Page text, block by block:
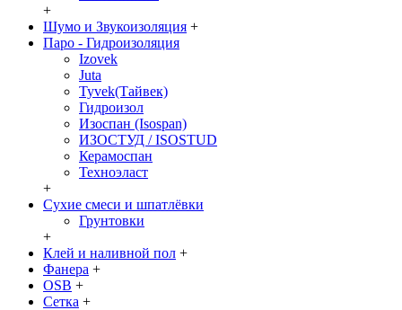
+
Шумо и Звукоизоляция +
Паро - Гидроизоляция
Izovek
Juta
Tyvek(Тайвек)
Гидроизол
Изоспан (Isospan)
ИЗОСТУД / ISOSTUD
Керамоспан
Техноэласт
+
Сухие смеси и шпатлёвки
Грунтовки
+
Клей и наливной пол +
Фанера +
OSB +
Сетка +